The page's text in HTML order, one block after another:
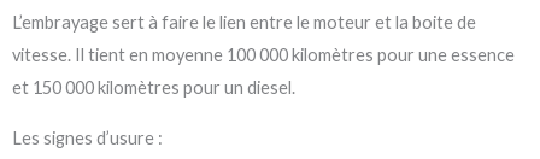
L’embrayage sert à faire le lien entre le moteur et la boite de
vitesse. Il tient en moyenne 100 000 kilomètres pour une essence
et 150 000 kilomètres pour un diesel.
Les signes d’usure :